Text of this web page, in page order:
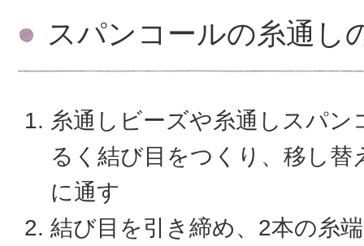
スパンコールの糸通し
糸通しビーズや糸通しスパン
るく結び目をつくり、移し替
に通す
結び目を引き締め、2本の糸